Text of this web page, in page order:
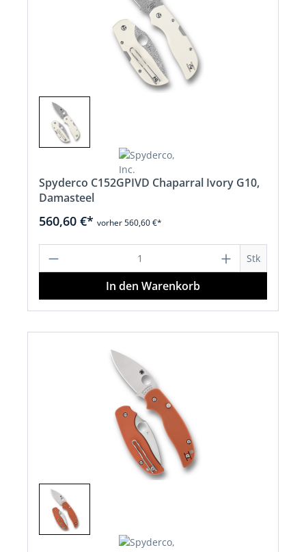
Spyderco C152GPIVD Chaparral Ivory G10,
Damasteel
560,60 €* vorher 560,60 €*
Produkt Anzahl: Gib den Stk
In den Warenkorb